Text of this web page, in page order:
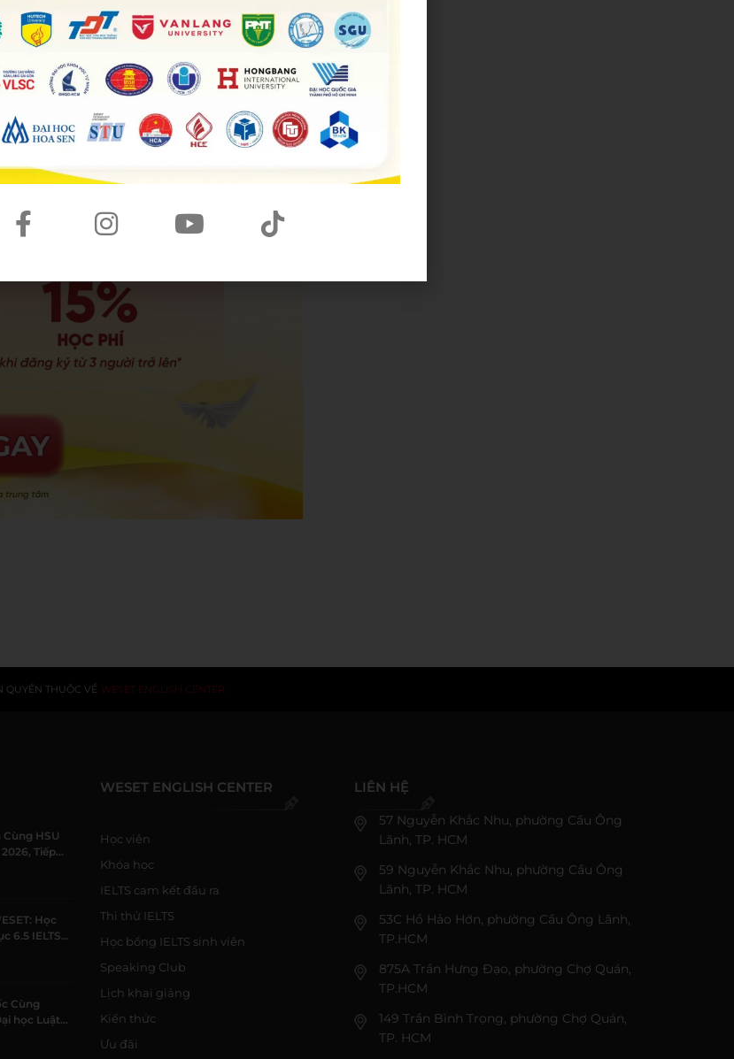
QUYỀN THUỘC VỀ WESET ENGLISH CENTER
HSU
Tiếp
Học
6.5 IELTS
Tập Chất
Cùng
học Luật
WESET ENGLISH CENTER
Học viên
Khóa học
IELTS cam kết đầu ra
Thi thử IELTS
Học bổng IELTS sinh viên
Speaking Club
Lịch khai giảng
Kiến thức
Ưu đãi
LIÊN HỆ
57 Nguyễn Khắc Nhu, phường Cầu Ông
Lãnh, TP. HCM
59 Nguyễn Khắc Nhu, phường Cầu Ông
Lãnh, TP. HCM
53C Hồ Hảo Hớn, phường Cầu Ông Lãnh,
TP.HCM
875A Trần Hưng Đạo, phường Chợ Quán,
TP.HCM
149 Trần Bình Trọng, phường Chợ Quán,
TP. HCM